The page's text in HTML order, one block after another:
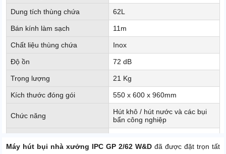
Dung tích thùng chứa 62L
Bán kính làm sạch 11m
Chất liệu thùng chứa Inox
Độ ồn 72 dB
Trọng lượng 21 Kg
Kích thước đóng gói 550 x 600 x 960mm
Chức năng
Hút khô / hút nước và các bụi
bẩn công nghiệp
Máy hút bụi nhà xưởng IPC GP 2/62 W&D đã được đặt trọn tất